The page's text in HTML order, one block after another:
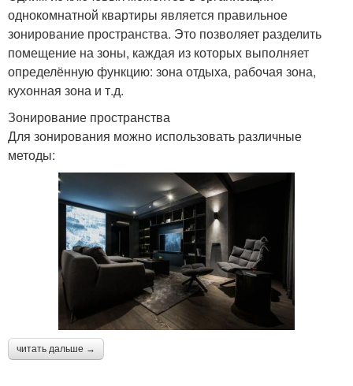
однокомнатной квартиры является правильное
зонирование пространства. Это позволяет разделить
помещение на зоны, каждая из которых выполняет
определённую функцию: зона отдыха, рабочая зона,
кухонная зона и т.д.
Зонирование пространства
Для зонирования можно использовать различные
методы:
читать дальше →